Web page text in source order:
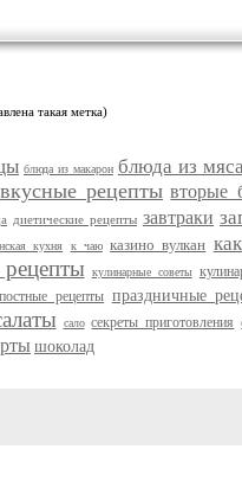
такая метка)
блюда из макарон блюда из мяса
вкусные рецепты вторые
диетические рецепты завтраки
кухня к чаю казино вулкан
кулинарные советы
постные рецепты праздничные
сало секреты приготовления
шоколад